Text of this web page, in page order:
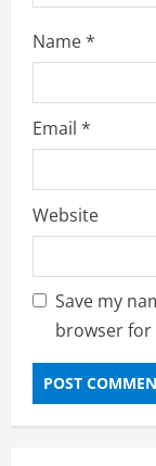
Name*
Email *
Website
Save my
browser for